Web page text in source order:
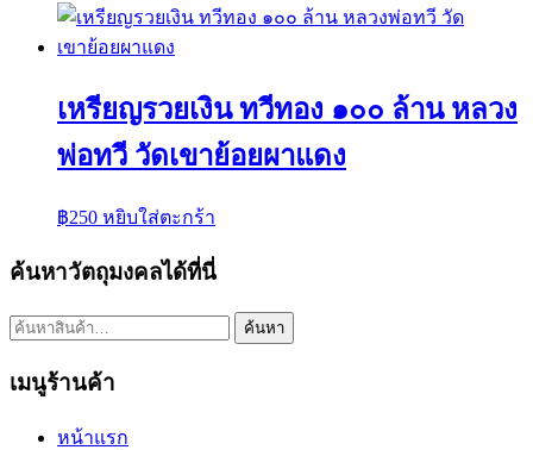
เหรียญรวยเงิน ทวีทอง ๑๐๐ ล้าน หลวง
พ่อทวี วัดเขาย้อยผาแดง
฿250 หยิบใส่ตะกร้า
ค้นหาวัตถุมงคลได้ที่นี่
ค้นหา: ค้นหา
เมนูร้านค้า
หน้าแรก